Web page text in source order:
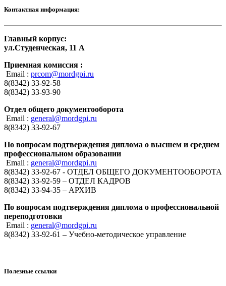
Контактная информация:
Главный корпус:
ул.Студенческая, 11 А
Приемная комиссия :
Email : prcom@mordgpi.ru
8(8342) 33-92-58
8(8342) 33-93-90
Отдел общего документооборота
Email : general@mordgpi.ru
8(8342) 33-92-67
По вопросам подтверждения диплома о высшем и среднем
профессиональном образовании
Email : general@mordgpi.ru
8(8342) 33-92-67 - ОТДЕЛ ОБЩЕГО ДОКУМЕНТООБОРОТА
8(8342) 33-92-59 – ОТДЕЛ КАДРОВ
8(8342) 33-94-35 – АРХИВ
По вопросам подтверждения диплома о профессиональной
переподготовки
Email : general@mordgpi.ru
8(8342) 33-92-61 – Учебно-методическое управление
Полезные ссылки